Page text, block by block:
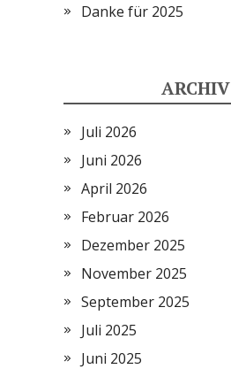
Danke für 2025
ARCHIV
Juli 2026
Juni 2026
April 2026
Februar 2026
Dezember 2025
November 2025
September 2025
Juli 2025
Juni 2025